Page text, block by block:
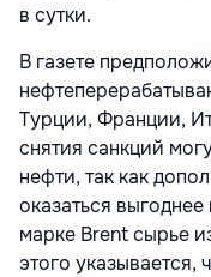
в сутки.
В газете
Турции, Франции,
снятия санкций
нефти, так как
оказаться
марке Brent сырье
этого указывается,